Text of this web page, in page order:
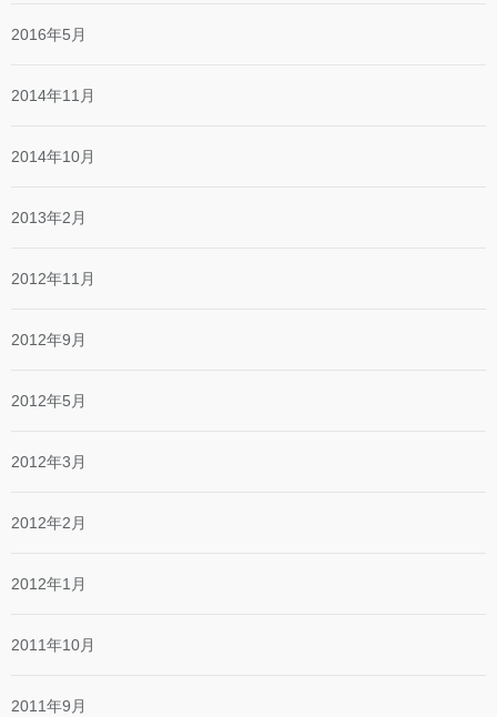
2016年5月
2014年11月
2014年10月
2013年2月
2012年11月
2012年9月
2012年5月
2012年3月
2012年2月
2012年1月
2011年10月
2011年9月